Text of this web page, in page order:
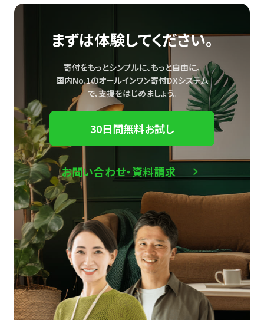
まずは体験してください。
寄付をもっとシンプルに、もっと自由に。
国内No.1のオールインワン寄付DXシステム
で、支援をはじめましょう。
30日間無料お試し
お問い合わせ・資料請求